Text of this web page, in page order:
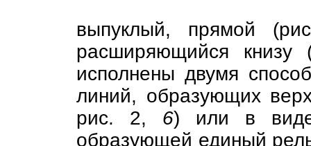
выпуклый, прямой
расширяющийся
исполнены двумя
линий, образующих
рис. 2, 6) или в виде
образующей единый